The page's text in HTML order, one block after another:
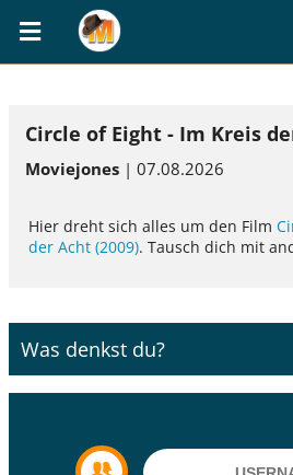
Circle of Eight - Im Kreis
Moviejones| 07.08.2026
Hier dreht sich alles um den Film
der Acht (2009). Tausch dich mit
Was denkst du?